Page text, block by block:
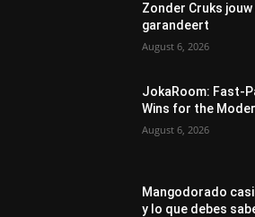
Zonder Cruks
garandeert
August 6, 2026
JokaRoom:
Wins for the
August 6, 2026
Mangodorado
y lo que debes